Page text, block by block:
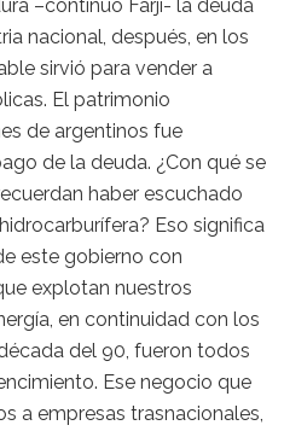
–continuó Farji- la deuda
nacional, después, en los
sirvió para vender a
El patrimonio
de argentinos fue
de la deuda. ¿Con qué se
haber escuchado
Eso significa
este gobierno con
explotan nuestros
en continuidad con los
del 90, fueron todos
Ese negocio que
a empresas trasnacionales,